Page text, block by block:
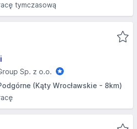
tymczasową
Sp. z o.o.
(Kąty Wrocławskie - 8km)